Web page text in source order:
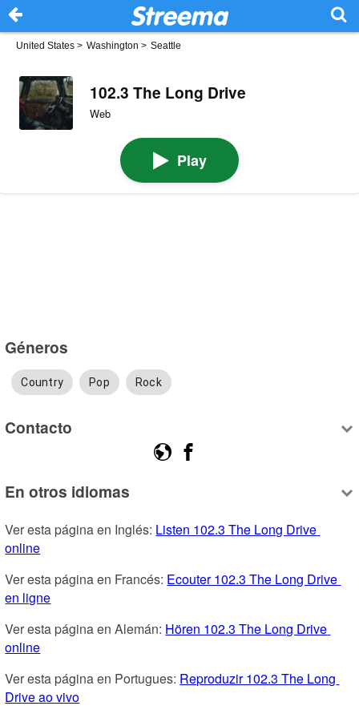
United States > Washington > Seattle
102.3 The Long Drive
Web
Play
Géneros
Country Pop Rock
Contacto
En otros idiomas
Ver esta página en Inglés: Listen 102.3 The Long Drive
online
Ver esta página en Francés: Ecouter 102.3 The Long Drive
en ligne
Ver esta página en Alemán: Hören 102.3 The Long Drive
online
Ver esta página en Portugues: Reproduzir 102.3 The Long
Drive ao vivo